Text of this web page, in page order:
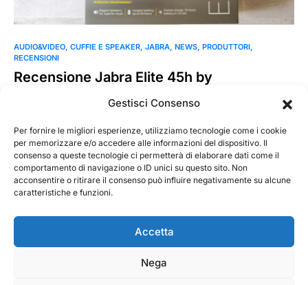
Gestisci Consenso
Per fornire le migliori esperienze, utilizziamo tecnologie come i cookie
per memorizzare e/o accedere alle informazioni del dispositivo. Il
consenso a queste tecnologie ci permetterà di elaborare dati come il
comportamento di navigazione o ID unici su questo sito. Non
acconsentire o ritirare il consenso può influire negativamente su alcune
caratteristiche e funzioni.
Accetta
Nega
AUDIO&VIDEO CUFFIE E SPEAKER JABRA NEWS PRODUTTORI
RECENSIONI
Recensione Jabra Elite 45h by
Elite 45h, sono progettate per essere le…
MarKusss
27 Luglio 2020
Leggi tutto
@ 2026 - Tecnorecensioni